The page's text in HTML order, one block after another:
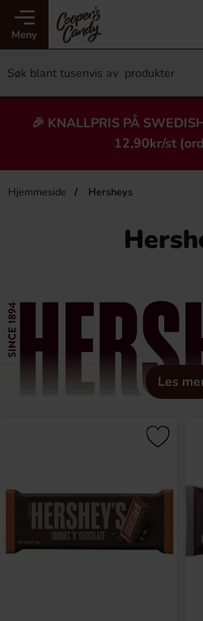
Meny
🎉 KNALLPRIS PÅ
12,90kr/st
Hjemmeside Hersheys
Les
med ikoniska produkter som
Hersheys Kisses, Milk Duds och